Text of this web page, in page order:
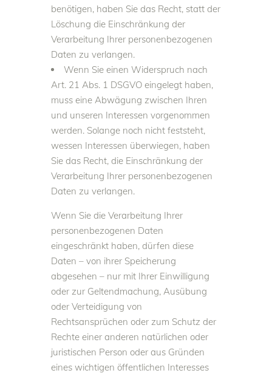
benötigen, haben Sie das Recht, statt der
Löschung die Einschränkung der
Verarbeitung Ihrer personenbezogenen
Daten zu verlangen.
Wenn Sie einen Widerspruch nach
Art. 21 Abs. 1 DSGVO eingelegt haben,
muss eine Abwägung zwischen Ihren
und unseren Interessen vorgenommen
werden. Solange noch nicht feststeht,
wessen Interessen überwiegen, haben
Sie das Recht, die Einschränkung der
Verarbeitung Ihrer personenbezogenen
Daten zu verlangen.
Wenn Sie die Verarbeitung Ihrer
personenbezogenen Daten
eingeschränkt haben, dürfen diese
Daten – von ihrer Speicherung
abgesehen – nur mit Ihrer Einwilligung
oder zur Geltendmachung, Ausübung
oder Verteidigung von
Rechtsansprüchen oder zum Schutz der
Rechte einer anderen natürlichen oder
juristischen Person oder aus Gründen
eines wichtigen öffentlichen Interesses